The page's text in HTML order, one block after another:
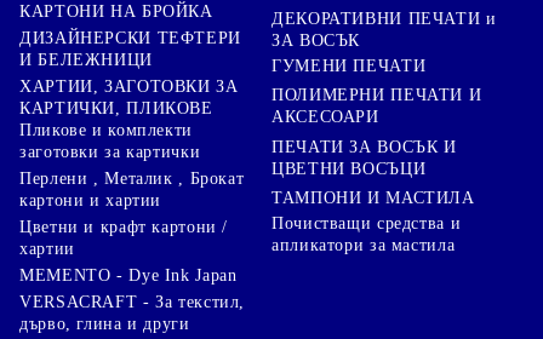
КАРТОНИ НА БРОЙКА
ДИЗАЙНЕРСКИ ТЕФТЕРИ
И БЕЛЕЖНИЦИ
ХАРТИИ, ЗАГОТОВКИ ЗА
КАРТИЧКИ, ПЛИКОВЕ
Пликове и комплекти
заготовки за картички
Перлени , Металик , Брокат
картони и хартии
Цветни и крафт картони /
хартии
ДЕКОРАТИВНИ ПЕЧАТИ и
ЗА ВОСЪК
ГУМЕНИ ПЕЧАТИ
ПОЛИМЕРНИ ПЕЧАТИ И
АКСЕСОАРИ
ПЕЧАТИ ЗА ВОСЪК И
ЦВЕТНИ ВОСЪЦИ
ТАМПОНИ И МАСТИЛА
Почистващи средства и
апликатори за мастила
MEMENTO - Dye Ink Japan
VERSACRAFT - За текстил,
дърво, глина и други